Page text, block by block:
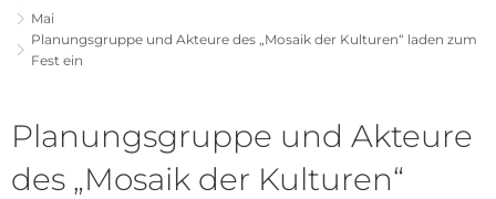
Mai
Planungsgruppe und Akteure des „Mosaik der Kulturen“ laden zum
Fest ein
Planungsgruppe und Akteure
des „Mosaik der Kulturen“